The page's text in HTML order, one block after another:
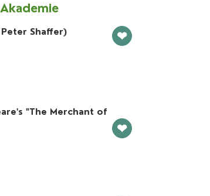
Shaffer) ❤
"The Merchant of
❤